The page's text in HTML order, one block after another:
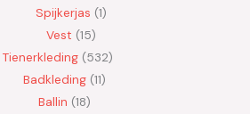
Spijkerjas 1
Vest 15
Tienerkleding 532
Badkleding 11
Ballin 18